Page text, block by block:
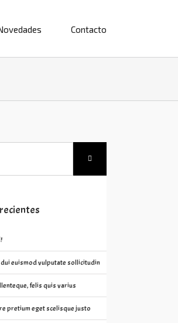
Contacto
euismod vulputate sollicitudin
felis quis varius
pretium eget scelisque justo